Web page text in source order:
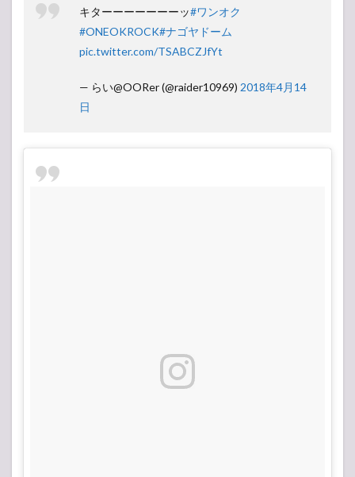
キターーーーーーーッ#ワンオク
#ONEOKROCK#ナゴヤドーム
pic.twitter.com/TSABCZJfYt
— らい@OORer (@raider10969) 2018年4月14
日